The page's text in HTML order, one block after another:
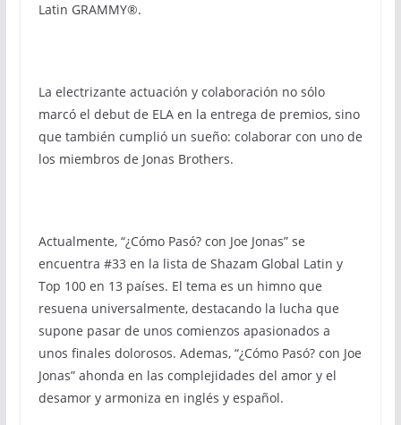
Latin GRAMMY®.
La electrizante actuación y colaboración no sólo
marcó el debut de ELA en la entrega de premios, sino
que también cumplió un sueño: colaborar con uno de
los miembros de Jonas Brothers.
Actualmente, “¿Cómo Pasó? con Joe Jonas” se
encuentra #33 en la lista de Shazam Global Latin y
Top 100 en 13 países. El tema es un himno que
resuena universalmente, destacando la lucha que
supone pasar de unos comienzos apasionados a
unos finales dolorosos. Ademas, “¿Cómo Pasó? con Joe
Jonas” ahonda en las complejidades del amor y el
desamor y armoniza en inglés y español.